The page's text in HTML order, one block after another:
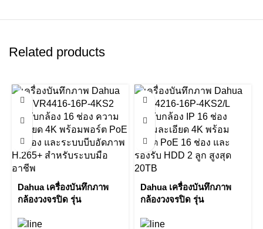
Related products
Dahua เครื่องบันทึกภาพ
กล้องวงจรปิด รุ่น
Channel 1.5U 16PoE
Dahua เครื่องบันทึกภาพ
กล้องวงจรปิด รุ่น
Channel 1U 16PoE